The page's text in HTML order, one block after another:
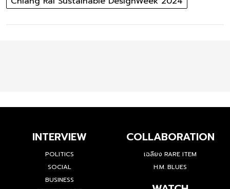
INTERVIEW
POLITICS
SOCIAL
BUSINESS
COLLABORATION
เฉลียง RARE ITEM
H.M. BLUES